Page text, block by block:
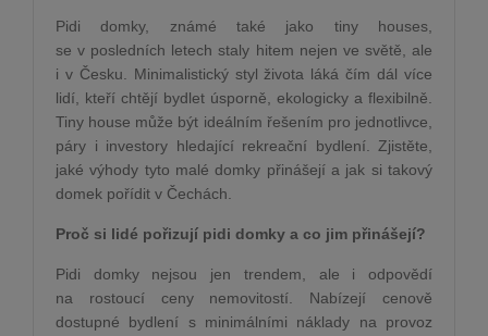
Pidi domky, známé také jako tiny houses,
se v posledních letech staly hitem nejen ve světě, ale
i v Česku. Minimalistický styl života láká čím dál více
lidí, kteří chtějí bydlet úsporně, ekologicky a flexibilně.
Tiny house může být ideálním řešením pro jednotlivce,
páry i investory hledající rekreační bydlení. Zjistěte,
jaké výhody tyto malé domky přinášejí a jak si takový
domek pořídit v Čechách.
Proč si lidé pořizují pidi domky a co jim přinášejí?
Pidi domky nejsou jen trendem, ale i odpovědí
na rostoucí ceny nemovitostí. Nabízejí cenově
dostupné bydlení s minimálními náklady na provoz